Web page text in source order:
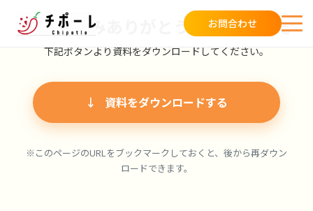
お問合わせ
お申し込みありがとうございました
下記ボタンより資料をダウンロードしてください。
資料をダウンロードする
※このページのURLをブックマークしておくと、後から再ダウン
ロードできます。